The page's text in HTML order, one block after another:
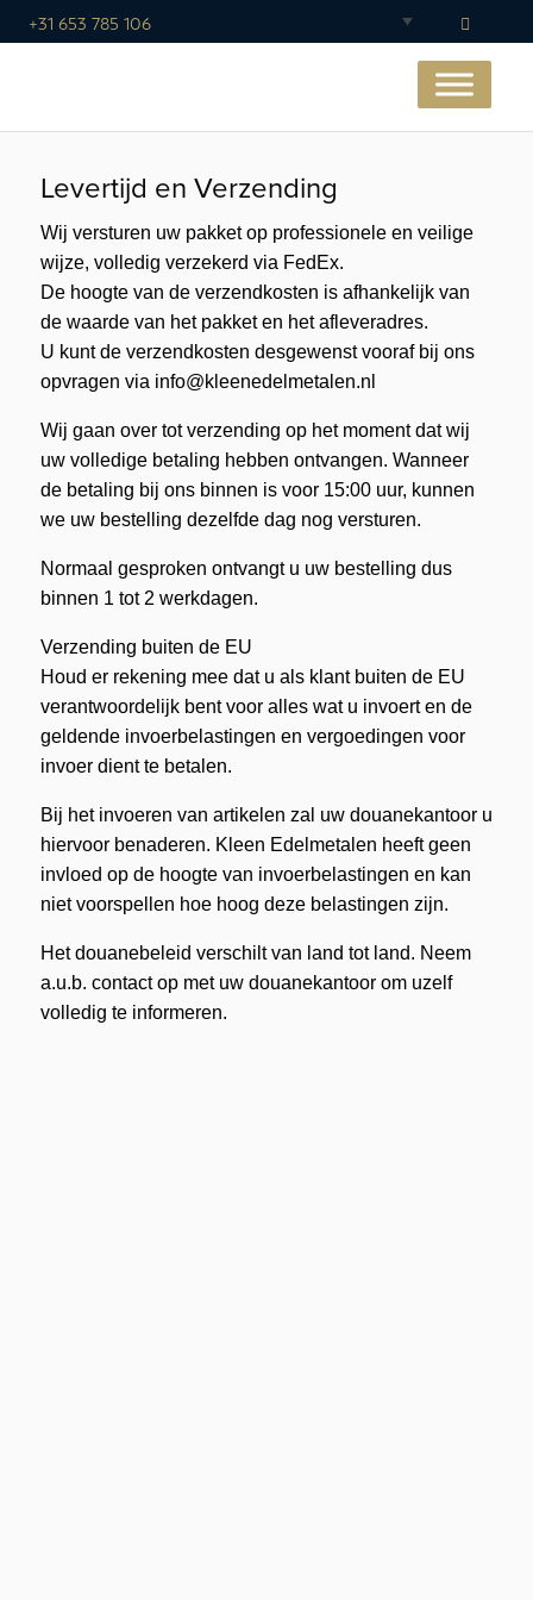
+31 653 785 106
Levertijd en Verzending
Wij versturen uw pakket op professionele en veilige
wijze, volledig verzekerd via FedEx.
De hoogte van de verzendkosten is afhankelijk van
de waarde van het pakket en het afleveradres.
U kunt de verzendkosten desgewenst vooraf bij ons
opvragen via info@kleenedelmetalen.nl
Wij gaan over tot verzending op het moment dat wij
uw volledige betaling hebben ontvangen. Wanneer
de betaling bij ons binnen is voor 15:00 uur, kunnen
we uw bestelling dezelfde dag nog versturen.
Normaal gesproken ontvangt u uw bestelling dus
binnen 1 tot 2 werkdagen.
Verzending buiten de EU
Houd er rekening mee dat u als klant buiten de EU
verantwoordelijk bent voor alles wat u invoert en de
geldende invoerbelastingen en vergoedingen voor
invoer dient te betalen.
Bij het invoeren van artikelen zal uw douanekantoor u
hiervoor benaderen. Kleen Edelmetalen heeft geen
invloed op de hoogte van invoerbelastingen en kan
niet voorspellen hoe hoog deze belastingen zijn.
Het douanebeleid verschilt van land tot land. Neem
a.u.b. contact op met uw douanekantoor om uzelf
volledig te informeren.